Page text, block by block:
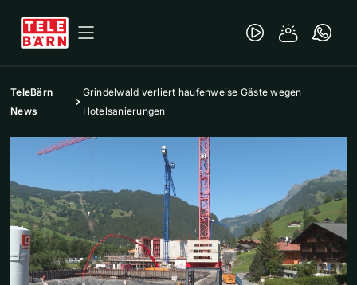
TeleBärn
News
Grindelwald verliert haufenweise Gäste wegen
Hotelsanierungen